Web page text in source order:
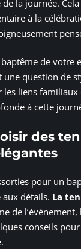
la journée.
à la
de votre
une question de
les liens
à cette
des
pour un
détails. La
de l’événement,
conseils